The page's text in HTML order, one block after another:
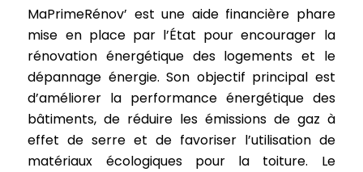
MaPrimeRénov’ est une aide financière phare
mise en place par l’État pour encourager la
rénovation énergétique des logements et le
dépannage énergie. Son objectif principal est
d’améliorer la performance énergétique des
bâtiments, de réduire les émissions de gaz à
effet de serre et de favoriser l’utilisation de
matériaux écologiques pour la toiture. Le